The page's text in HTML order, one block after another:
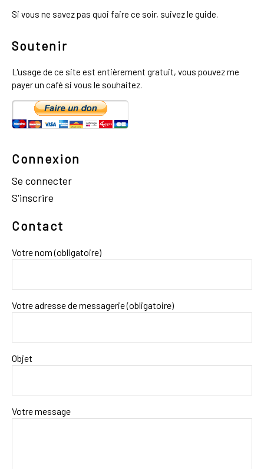
Si vous ne savez pas quoi faire ce soir, suivez le guide.
Soutenir
L'usage de ce site est entièrement gratuit, vous pouvez me
payer un café si vous le souhaitez.
Connexion
Se connecter
S'inscrire
Contact
Votre nom (obligatoire)
Votre adresse de messagerie (obligatoire)
Objet
Votre message